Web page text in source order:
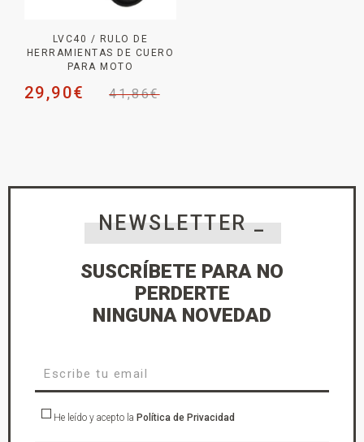
LVC40 / RULO DE
HERRAMIENTAS DE CUERO
PARA MOTO
41,86€
29,90€
NEWSLETTER _
SUSCRÍBETE PARA NO
PERDERTE
NINGUNA NOVEDAD
He leído y acepto la Política de Privacidad